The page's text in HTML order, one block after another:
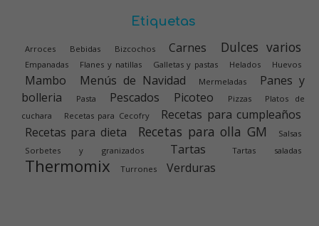
Etiquetas
Arroces Bebidas Bizcochos Carnes Dulces varios
Empanadas Flanes y natillas Galletas y pastas Helados Huevos
Mambo Menús de Navidad Mermeladas
Panes y
bolleria
Pasta Pescados Picoteo Pizzas
Platos de
cuchara
Recetas para Cecofry
Recetas para cumpleaños
Recetas para dieta
Recetas para olla GM
Salsas
Sorbetes y granizados
Tartas Tartas saladas
Thermomix Turrones Verduras